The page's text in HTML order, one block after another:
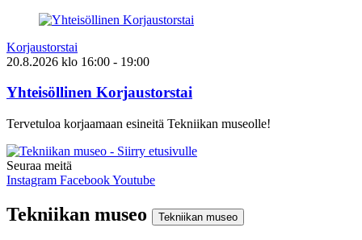
Korjaustorstai
20.8.2026 klo 16:00 - 19:00
Yhteisöllinen Korjaustorstai
Tervetuloa korjaamaan esineitä Tekniikan museolle!
Seuraa meitä
Instagram FacebookYoutube
Tekniikan museo Tekniikan museo